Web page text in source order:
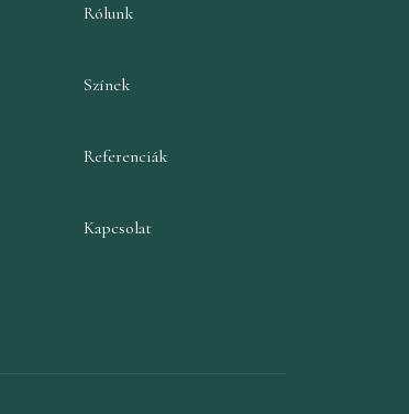
Rólunk
Színek
Referenciák
Kapcsolat